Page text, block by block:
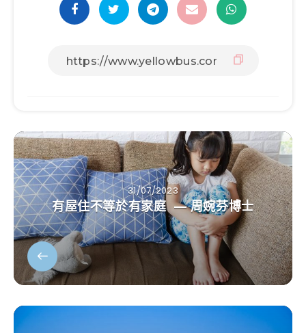
31/07/2023
有屋住不等於有家庭 — 周婉芬博士